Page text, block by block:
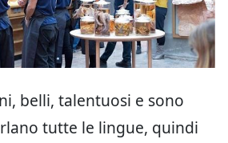
belli, talentuosi e sono
tutte le lingue, quindi